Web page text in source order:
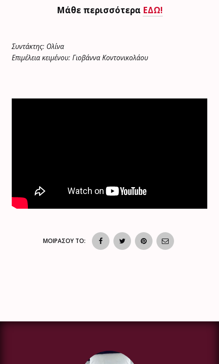
Μάθε περισσότερα ΕΔΩ!
Συντάκτης: Ολίνα
Επιμέλεια κειμένου: Γιοβάννα Κοντονικολάου
ΜΟΙΡΑΣΟΥ ΤΟ: